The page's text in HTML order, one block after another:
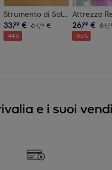
15 L Spezie Adesivo e
Strumento di Sollevamento e
33,99 € 61,76 €
-44%
Attrezzo
26,99 € 61,
-56%
e i suoi